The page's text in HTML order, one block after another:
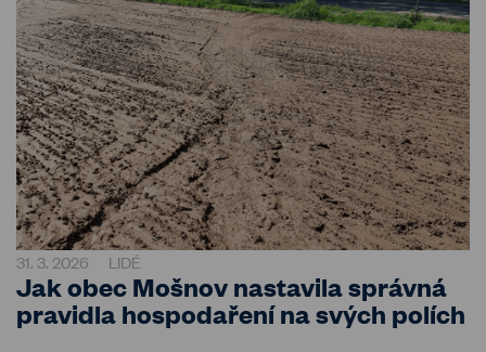
31. 3. 2026 LIDÉ
Jak obec Mošnov nastavila správná
pravidla hospodaření na svých polích